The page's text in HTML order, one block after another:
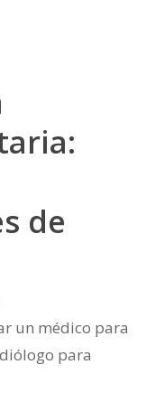
de
un médico para
para